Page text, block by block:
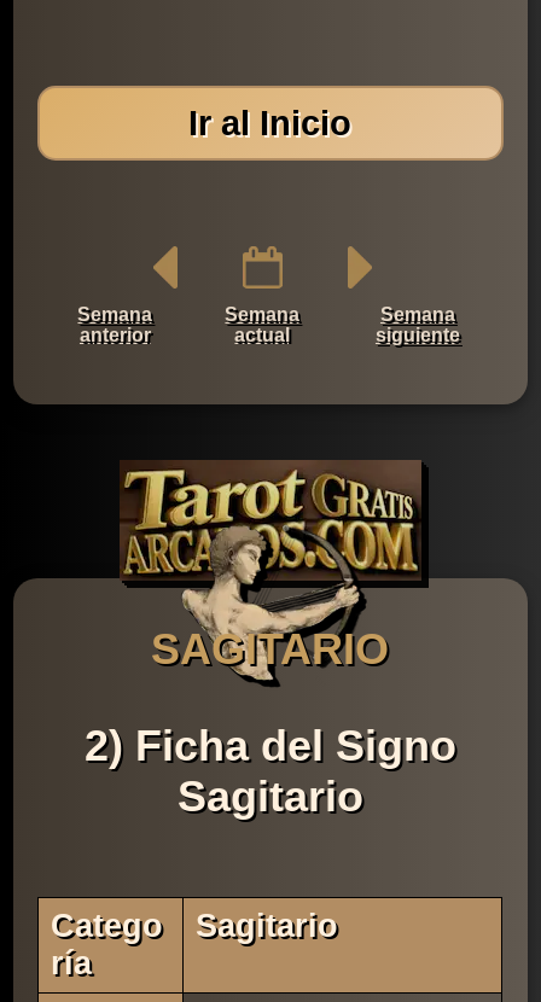
Ir al Inicio
Semana
anterior
Semana
actual
Semana
siguiente
SAGITARIO
2) Ficha del Signo
Sagitario
Catego
Ría
Sagitario